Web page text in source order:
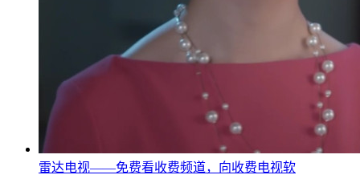
雷达电视——免费看收费频道，向收费电视软